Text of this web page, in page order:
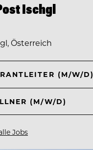
Ischgl
Österreich
(M/W/D)
(M/W/D)
Jobs